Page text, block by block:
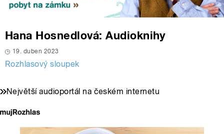
Hana Hosnedlová: Audioknihy
19. duben 2023
Rozhlasový sloupek
Největší audioportál na českém internetu